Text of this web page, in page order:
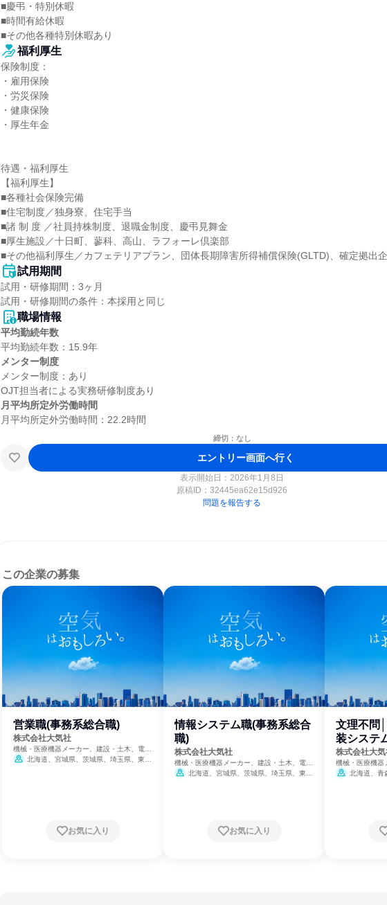
■慶弔・特別休暇
■時間有給休暇
■その他各種特別休暇あり
福利厚生
保険制度：
・雇用保険
・労災保険
・健康保険
・厚生年金
待遇・福利厚生
【福利厚生】
■各種社会保険完備
■住宅制度／独身寮、住宅手当
■諸 制 度 ／社員持株制度、退職金制度、慶弔見舞金
■厚生施設／十日町、蓼科、高山、ラフォーレ倶楽部
■その他福利厚生／カフェテリアプラン、団体長期障害所得補償保険(GLTD)、確定拠出
試用期間
試用・研修期間：3ヶ月
職場情報
平均勤続年数
メンター制度
メンター制度：あり
月平均所定外労働時間
締切：なし
エントリー画面へ行く
表示開始日：2026年1月8日
原稿ID： 32445ea62e15d926
問題を報告する
この企業の募集
営業職(事務系総合職)
株式会社大気社
機械・医療機器メーカー、建設・土木、電
力・ガス・水道・エネルギー
北海道、宮城県、茨城県、埼玉県、東京
お気に入り
情報システム職(事務系総合
職)
株式会社大気社
機械・医療機器メーカー、建設・土木、電
力・ガス・水道・エネルギー
北海道、宮城県、茨城県、埼玉県、東京
お気に入り
文理不問
装システ
株式会社大
機械・医療機器
力・ガス・水道
北海道、青
歌山県、鳥取